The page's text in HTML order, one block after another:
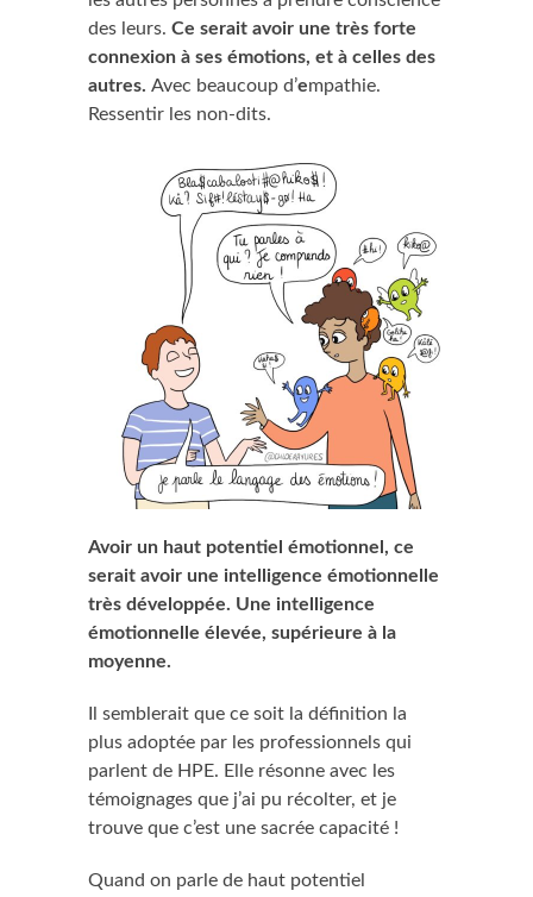
des leurs. Ce serait avoir une très forte
connexion à ses émotions, et à celles des
autres. Avec beaucoup d’empathie.
Ressentir les non-dits.
Avoir un haut potentiel émotionnel, ce
serait avoir une intelligence émotionnelle
très développée. Une intelligence
émotionnelle élevée, supérieure à la
moyenne.
Il semblerait que ce soit la définition la
plus adoptée par les professionnels qui
parlent de HPE. Elle résonne avec les
témoignages que j’ai pu récolter, et je
trouve que c’est une sacrée capacité !
Quand on parle de haut potentiel